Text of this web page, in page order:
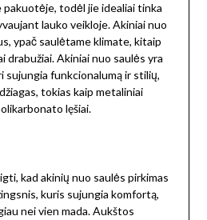
todėl jie idealiai tinka
lauko veikloje. Akiniai nuo
ypač saulėtame klimate, kitaip
drabužiai. Akiniai nuo saulės yra
sujungia funkcionalumą ir stilių,
tokias kaip metaliniai
lęšiai.
kad akinių nuo saulės pirkimas
kuris sujungia komfortą,
nei vien mada. Aukštos